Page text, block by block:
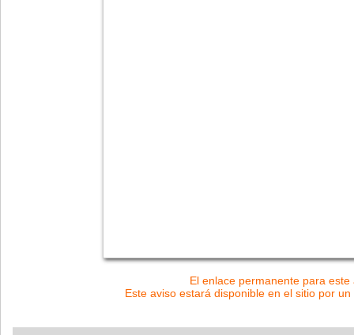
El enlace permanente para
Este aviso estará disponible en el sitio por